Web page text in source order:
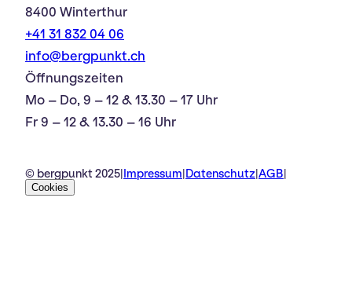
8400 Winterthur
+41 31 832 04 06
info@bergpunkt.ch
Öffnungszeiten
Mo – Do, 9 – 12 & 13.30 – 17 Uhr
Fr 9 – 12 & 13.30 – 16 Uhr
© bergpunkt 2025 Impressum Datenschutz AGB
Cookies